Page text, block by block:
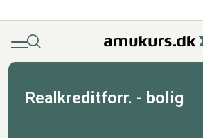
MenuSøg
Realkreditforr. - bolig